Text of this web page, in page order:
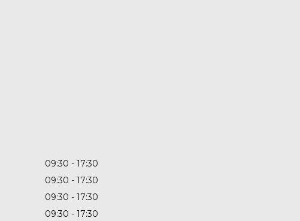
09:30
17:30
09:30
17:30
09:30
17:30
09:30 17:30